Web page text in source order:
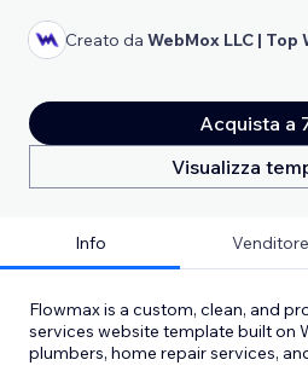
Creato da WebMox LLC |
Acquista a
Visualizza
Info Venditore
Flowmax is a custom, clean, and
services website template built on
plumbers, home repair services,